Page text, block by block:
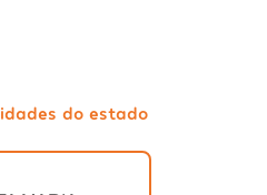
do estado